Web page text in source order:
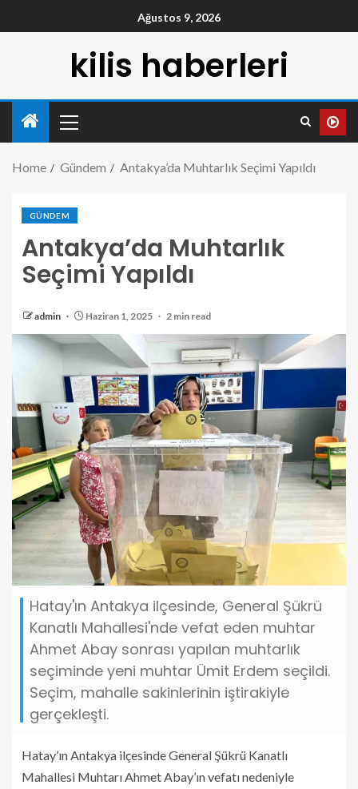
Ağustos 9, 2026
kilis haberleri
Home Gündem Antakya’da Muhtarlık Seçimi Yapıldı
GÜNDEM
Antakya’da Muhtarlık
Seçimi Yapıldı
admin Haziran 1, 2025 2 min read
Hatay'ın Antakya ilçesinde, General Şükrü
Kanatlı Mahallesi'nde vefat eden muhtar
Ahmet Abay sonrası yapılan muhtarlık
seçiminde yeni muhtar Ümit Erdem seçildi.
Seçim, mahalle sakinlerinin iştirakiyle
gerçekleşti.
Hatay’ın Antakya ilçesinde General Şükrü Kanatlı
Mahallesi Muhtarı Ahmet Abay’ın vefatı nedeniyle